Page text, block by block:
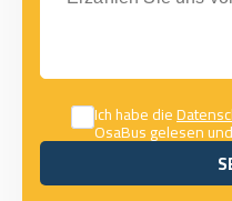
Ich habe die
OsaBus gelesen